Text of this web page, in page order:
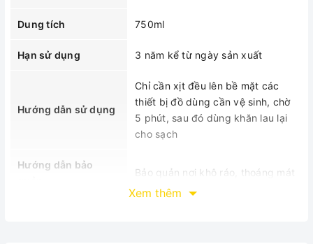
Dung tích 750ml
Hạn sử dụng 3 năm kể từ ngày sản xuất
Hướng dẫn sử dụng
Chỉ cần xịt đều lên bề mặt các
thiết bị đồ dùng cần vệ sinh, chờ
5 phút, sau đó dùng khăn lau lại
cho sạch
Hướng dẫn bảo
Bảo quản nơi khô ráo, thoáng mát
Xem thêm